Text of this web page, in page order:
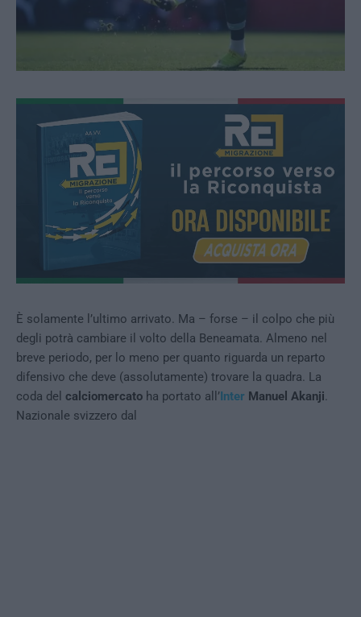
È solamente l’ultimo arrivato. Ma – forse – il colpo che più
degli potrà cambiare il volto della Beneamata. Almeno nel
breve periodo, per lo meno per quanto riguarda un reparto
difensivo che deve (assolutamente) trovare la quadra. La
coda del calciomercato ha portato all’Inter Manuel Akanji
Nazionale svizzero dal